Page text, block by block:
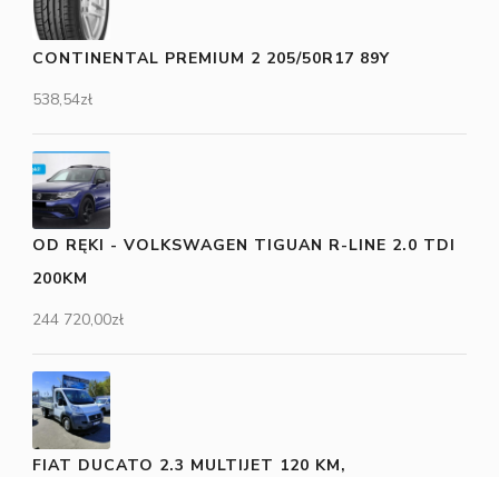
CONTINENTAL PREMIUM 2 205/50R17 89Y
538,54zł
OD RĘKI - VOLKSWAGEN TIGUAN R-LINE 2.0 TDI
200KM
244 720,00zł
FIAT DUCATO 2.3 MULTIJET 120 KM,